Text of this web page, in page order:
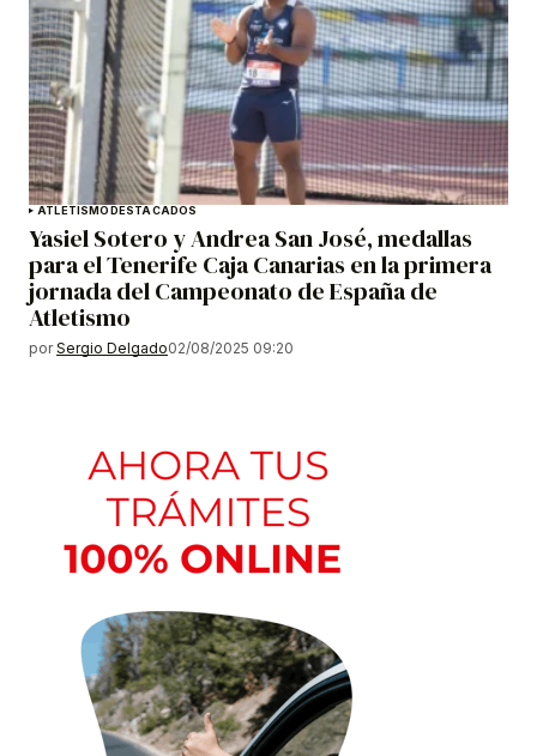
ATLETISMODESTACADOS
Yasiel Sotero y Andrea San José, medallas
para el Tenerife Caja Canarias en la primera
jornada del Campeonato de España de
Atletismo
por Sergio Delgado02/08/2025 09:20